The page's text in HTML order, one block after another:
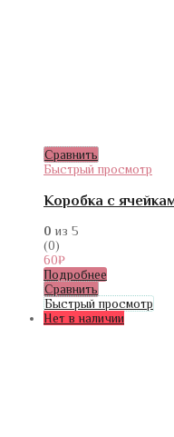
Сравнить
Быстрый просмотр
Коробка с
0 из 5
(0)
60₽
Подробнее
Сравнить
Быстрый просмотр
Нет в наличии